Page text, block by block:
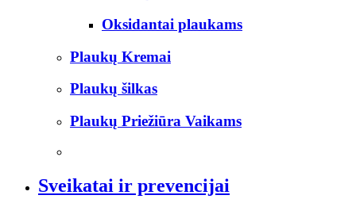
Oksidantai plaukams
Plaukų Kremai
Plaukų šilkas
Plaukų Priežiūra Vaikams
Sveikatai ir prevencijai